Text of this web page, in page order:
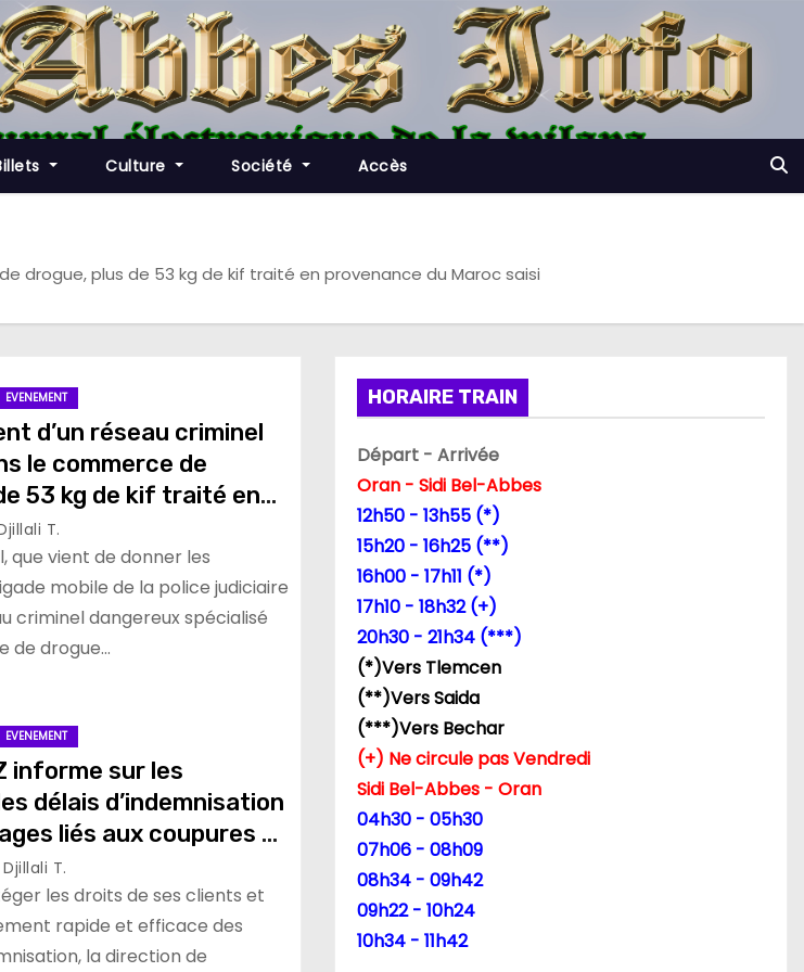
Culture Société Accès
drogue, plus de 53 kg de kif traité en provenance du Maroc saisi
EVENEMENT
d’un réseau criminel
le commerce de
53 kg de kif traité en
Maroc saisi
T.
que vient de donner les
mobile de la police judiciaire
criminel dangereux spécialisé
de drogue…
EVENEMENT
informe sur les
délais d’indemnisation
liés aux coupures de
Djillali T.
les droits de ses clients et
rapide et efficace des
la direction de
HORAIRE TRAIN
Départ - Arrivée
Oran - Sidi Bel-Abbes
12h50 - 13h55 (*)
15h20 - 16h25 (**)
16h00 - 17h11 (*)
17h10 - 18h32 (+)
20h30 - 21h34 (***)
(*)Vers Tlemcen
(**)Vers Saida
(***)Vers Bechar
(+) Ne circule pas Vendredi
Sidi Bel-Abbes - Oran
04h30 - 05h30
07h06 - 08h09
08h34 - 09h42
09h22 - 10h24
10h34 - 11h42